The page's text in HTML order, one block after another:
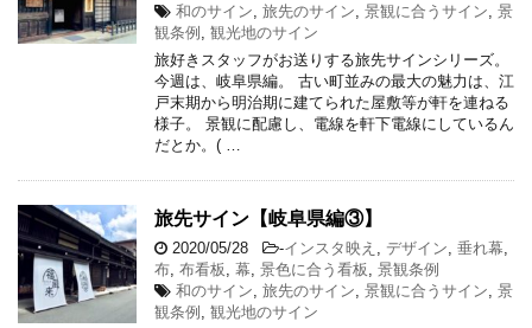
和のサイン 旅先のサイン 景観に合うサイン 景
観条例 観光地のサイン
旅好きスタッフがお送りする旅先サインシリーズ。
今週は、岐阜県編。 古い町並みの最大の魅力は、江
戸末期から明治期に建てられた屋敷等が軒を連ねる
様子。 景観に配慮し、電線を軒下電線にしているん
だとか。( …
旅先サイン【岐阜県編③】
2020/05/28 -インスタ映え デザイン 垂れ幕
布 布看板 幕 景色に合う看板 景観条例
和のサイン 旅先のサイン 景観に合うサイン 景
観条例 観光地のサイン